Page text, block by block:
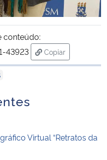
Humanos
conteúdo:
43923
Copiar
para área de
Virtual “Retratos da